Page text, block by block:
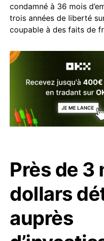
condamné à 36 mois
trois années de liberté
coupable à des faits de
Près de 3
dollars
auprès